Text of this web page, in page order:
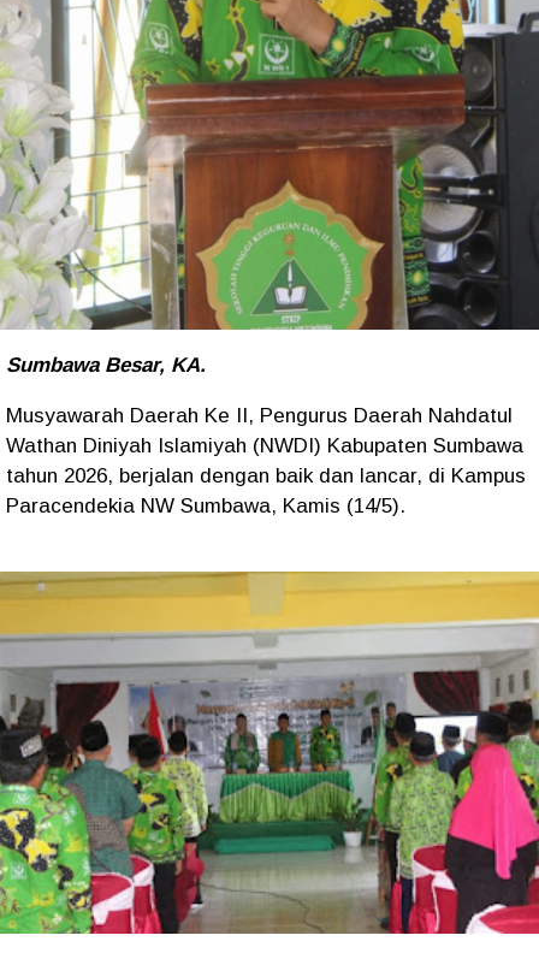
Sumbawa Besar, KA.
Musyawarah Daerah Ke II, Pengurus Daerah Nahdatul
Wathan Diniyah Islamiyah (NWDI) Kabupaten Sumbawa
tahun 2026, berjalan dengan baik dan lancar, di Kampus
Paracendekia NW Sumbawa, Kamis (14/5).